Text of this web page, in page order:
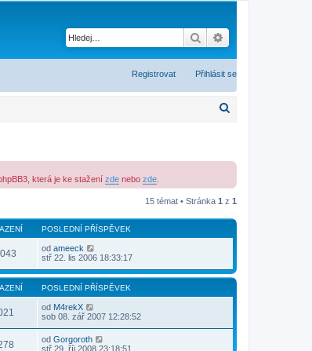
Hledat
Přihlásit se
Registrovat
d
t
která je ke stažení zde nebo zde
15 témat • Stránka 1 z 1
POSLEDNÍ PŘÍSPĚVEK
od ameeck
stř 22. lis 2006 18:33:17
POSLEDNÍ PŘÍSPĚVEK
od M4rekX
sob 08. zář 2007 12:28:52
od Gorgoroth
stř 29. říj 2008 23:18:51